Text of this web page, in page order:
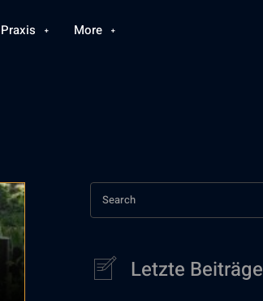
Praxis More
Search
Letzte Beiträge